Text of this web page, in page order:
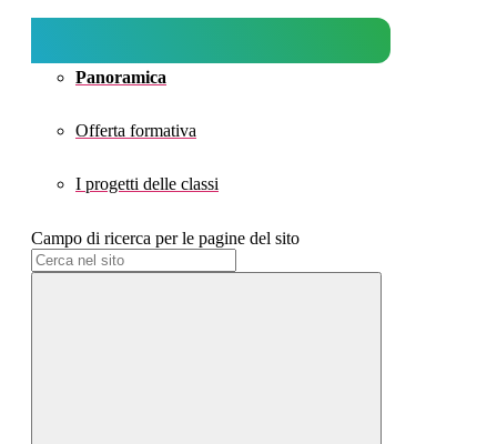
Panoramica
Offerta formativa
I progetti delle classi
Campo di ricerca per le pagine del sito